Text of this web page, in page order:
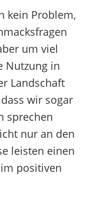
kein Problem,
um viel
Nutzung in
Landschaft
wir sogar
sprechen
nur an den
leisten einen
positiven